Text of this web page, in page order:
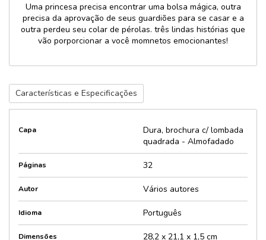
Uma princesa precisa encontrar uma bolsa mágica, outra
precisa da aprovação de seus guardiões para se casar e a
outra perdeu seu colar de pérolas. três lindas histórias que
vão porporcionar a você momnetos emocionantes!
Características e Especificações
Capa
Dura, brochura c/ lombada
quadrada - Almofadado
Páginas 32
Autor Vários autores
Idioma Português
Dimensões 28,2 x 21,1 x 1,5 cm